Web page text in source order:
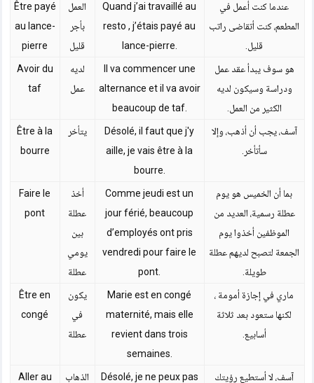
Être payé
au lance-
pierre
العمل
بأجر
قليل
Quand j’ai travaillé au
resto , j’étais payé au
lance-pierre.
عندما كنت أعمل في
المطعم، كنت أتقاضى راتب
قليل.
Avoir du
taf
لديه
عمل
Il va commencer une
alternance et il va avoir
beaucoup de taf.
هو سوف يبدأ عقد عمل
ودراسة وسيكون لديه
الكثير من العمل.
Être à la
bourre
يتأخر
Désolé, il faut que j'y
aille, je vais être à la
bourre.
آسف، يجب أن أذهب، وإلا
سأتأخر.
Faire le
pont
أخذ
عطلة
بين
يومي
عطلة
Comme jeudi est un
jour férié, beaucoup
d’employés ont pris
vendredi pour faire le
pont.
بما أن الخميس هو يوم
عطلة رسمية، العديد من
الموظفين أخذوا يوم
الجمعة لتصبح لديهم عطلة
طويلة.
Être en
congé
يكون
في
عطلة
Marie est en congé
maternité, mais elle
revient dans trois
semaines.
ماري في إجازة أمومة ،
لكنها ستعود بعد ثلاثة
أسابيع.
Aller au
الذهاب
Désolé, je ne peux pas
آسف، لا أستطيع رؤيتك